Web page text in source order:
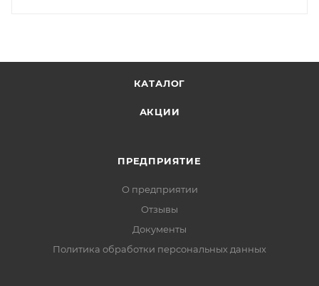
КАТАЛОГ
АКЦИИ
ПРЕДПРИЯТИЕ
О предприятии
Отзывы
Документы
Политика обработки персональных данных